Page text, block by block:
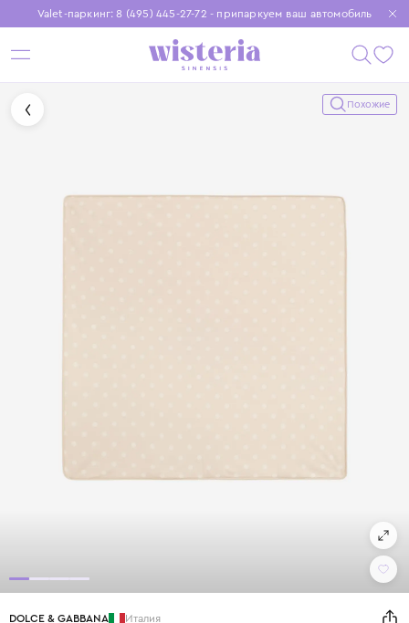
Valet-паркинг: 8 (495) 445-27-72 - припаркуем ваш автомобиль
Бесплатная доставка при заказе от 15 000 ₽
Установите приложение, чтобы покупки были еще удобнее
Похожие
DOLCE & GABBANA Италия